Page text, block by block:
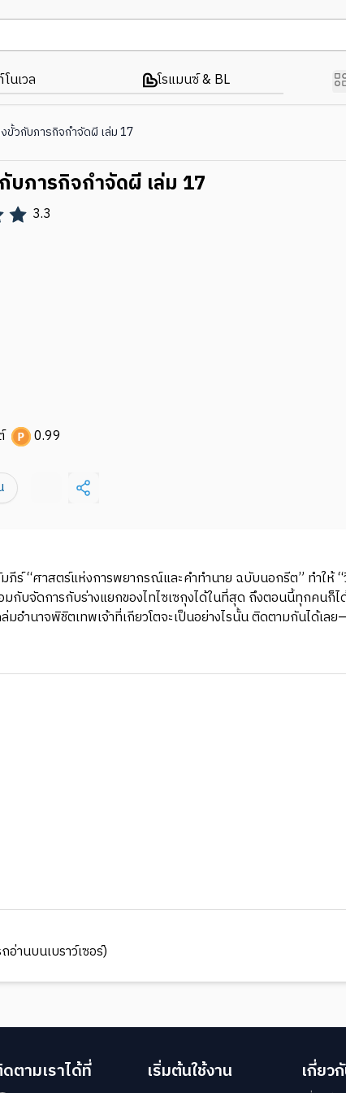
นเวล โรแมนซ์ & BL
ขั้วกับภารกิจกำจัดผี เล่ม 17
บภารกิจกำจัดผี เล่ม 17
3.3
0.99
ภีร์ “ศาสตร์แห่งการพยากรณ์และคำทำนาย ฉบับนอกรีต” ทําใ
บจัดการกับร่างแยกของไทไซเซกุงได้ในที่สุด ถึงตอนนี้ทุกคนก็
านาจพิชิตเทพเจ้าที่เกียวโตจะเป็นอย่างไรนั้น ติดตามกันได้เลย
านบนเบราว์เซอร์)
ตามเราได้ที่ เริ่มต้นใช้งาน เกี่ยว